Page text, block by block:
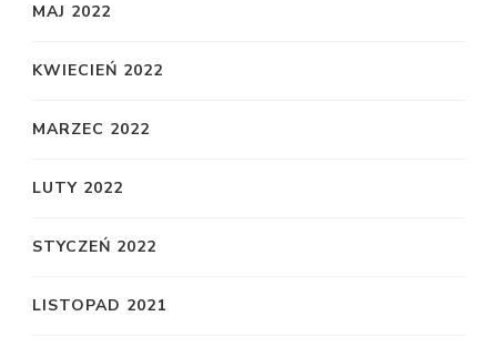
MAJ 2022
KWIECIEŃ 2022
MARZEC 2022
LUTY 2022
STYCZEŃ 2022
LISTOPAD 2021